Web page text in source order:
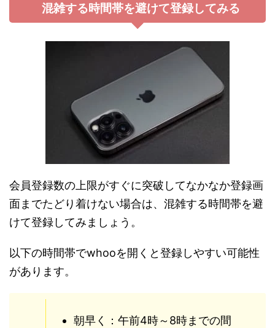
混雑する時間帯を避けて登録してみる
会員登録数の上限がすぐに突破してなかなか登録画
面までたどり着けない場合は、混雑する時間帯を避
けて登録してみましょう。
以下の時間帯でwhooを開くと登録しやすい可能性
があります。
朝早く：午前4時～8時までの間